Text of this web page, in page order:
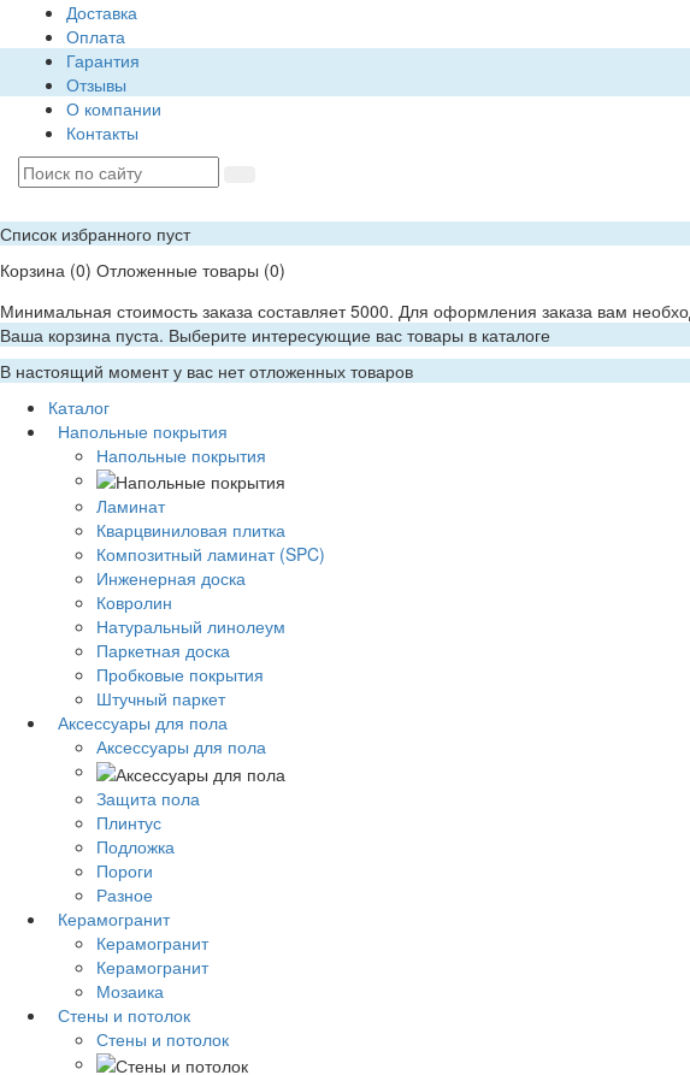
Доставка
Оплата
Гарантия
Отзывы
О компании
Контакты
Список избранного пуст
Корзина (0) Отложенные товары (0)
Минимальная стоимость заказа составляет 5000. Для оформления заказа вам
Ваша корзина пуста. Выберите интересующие вас товары в каталоге
В настоящий момент у вас нет отложенных товаров
Каталог
Напольные покрытия
Напольные покрытия
Ламинат
Кварцвиниловая плитка
Композитный ламинат (SPC)
Инженерная доска
Ковролин
Натуральный линолеум
Паркетная доска
Пробковые покрытия
Штучный паркет
Аксессуары для пола
Аксессуары для пола
Защита пола
Плинтус
Подложка
Пороги
Разное
Керамогранит
Керамогранит
Керамогранит
Мозаика
Стены и потолок
Стены и потолок